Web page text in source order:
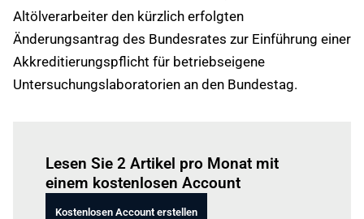
Altölverarbeiter den kürzlich erfolgten
Änderungsantrag des Bundesrates zur Einführung einer
Akkreditierungspflicht für betriebseigene
Untersuchungslaboratorien an den Bundestag.
Lesen Sie 2 Artikel pro Monat mit
einem kostenlosen Account
Kostenlosen Account erstellen